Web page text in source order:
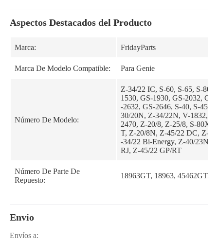
Aspectos Destacados del Producto
Marca: FridayParts
Marca De Modelo Compatible: Para Genie
Número De Modelo:
Z-34/22 IC, S-60, S-65, S-80,
1530, GS-1930, GS-2032,
-2632, GS-2646, S-40, S-45,
30/20N, Z-34/22N, V-1832,
2470, Z-20/8, Z-25/8, S-80X,
T, Z-20/8N, Z-45/22 DC, Z-
-34/22 Bi-Energy, Z-40/23N,
RJ, Z-45/22 GP/RT
Número De Parte De
Repuesto:
18963GT, 18963, 45462GT,
Envío
Envíos a: